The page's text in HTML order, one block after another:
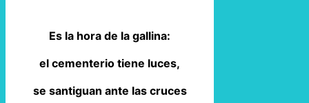
Es la hora de la gallina:
el cementerio tiene luces,
se santiguan ante las cruces